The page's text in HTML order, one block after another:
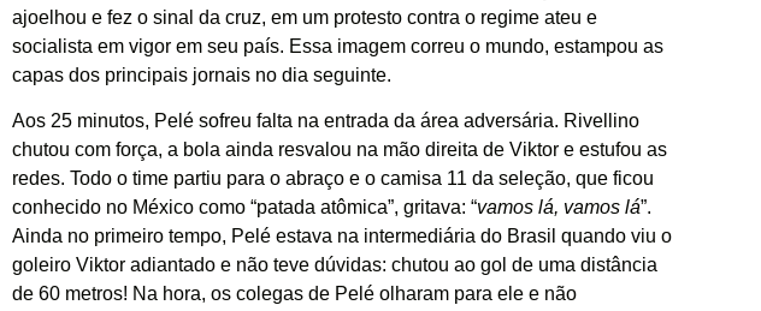
ajoelhou e fez o sinal da cruz, em um protesto contra o regime ateu e
socialista em vigor em seu país. Essa imagem correu o mundo, estampou as
capas dos principais jornais no dia seguinte.
Aos 25 minutos, Pelé sofreu falta na entrada da área adversária. Rivellino
chutou com força, a bola ainda resvalou na mão direita de Viktor e estufou as
redes. Todo o time partiu para o abraço e o camisa 11 da seleção, que ficou
conhecido no México como “patada atômica”, gritava: “vamos lá, vamos lá”.
Ainda no primeiro tempo, Pelé estava na intermediária do Brasil quando viu o
goleiro Viktor adiantado e não teve dúvidas: chutou ao gol de uma distância
de 60 metros! Na hora, os colegas de Pelé olharam para ele e não